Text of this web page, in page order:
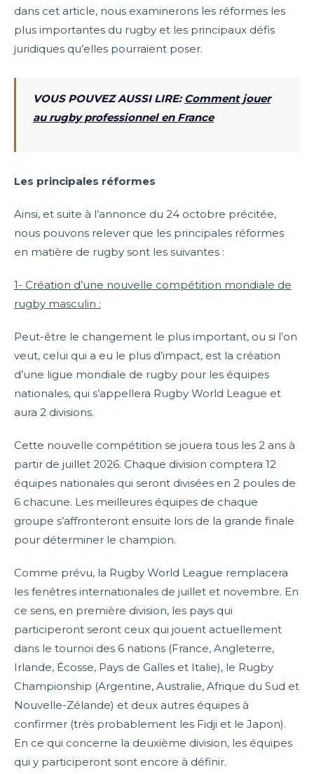
dans cet article, nous examinerons les réformes les
plus importantes du rugby et les principaux défis
juridiques qu’elles pourraient poser.
VOUS POUVEZ AUSSI LIRE: Comment jouer
au rugby professionnel en France
Les principales réformes
Ainsi, et suite à l’annonce du 24 octobre précitée,
nous pouvons relever que les principales réformes
en matière de rugby sont les suivantes :
1- Création d’une nouvelle compétition mondiale de
rugby masculin :
Peut-être le changement le plus important, ou si l’on
veut, celui qui a eu le plus d’impact, est la création
d’une ligue mondiale de rugby pour les équipes
nationales, qui s’appellera Rugby World League et
aura 2 divisions.
Cette nouvelle compétition se jouera tous les 2 ans à
partir de juillet 2026. Chaque division comptera 12
équipes nationales qui seront divisées en 2 poules de
6 chacune. Les meilleures équipes de chaque
groupe s’affronteront ensuite lors de la grande finale
pour déterminer le champion.
Comme prévu, la Rugby World League remplacera
les fenêtres internationales de juillet et novembre. En
ce sens, en première division, les pays qui
participeront seront ceux qui jouent actuellement
dans le tournoi des 6 nations (France, Angleterre,
Irlande, Écosse, Pays de Galles et Italie), le Rugby
Championship (Argentine, Australie, Afrique du Sud et
Nouvelle-Zélande) et deux autres équipes à
confirmer (très probablement les Fidji et le Japon).
En ce qui concerne la deuxième division, les équipes
qui y participeront sont encore à définir.